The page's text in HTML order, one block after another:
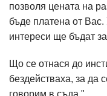
позволя цената на
бъде платена от
интереси ще бъдат
Що се отнася до
бездействаха, за да
говорим в съда."